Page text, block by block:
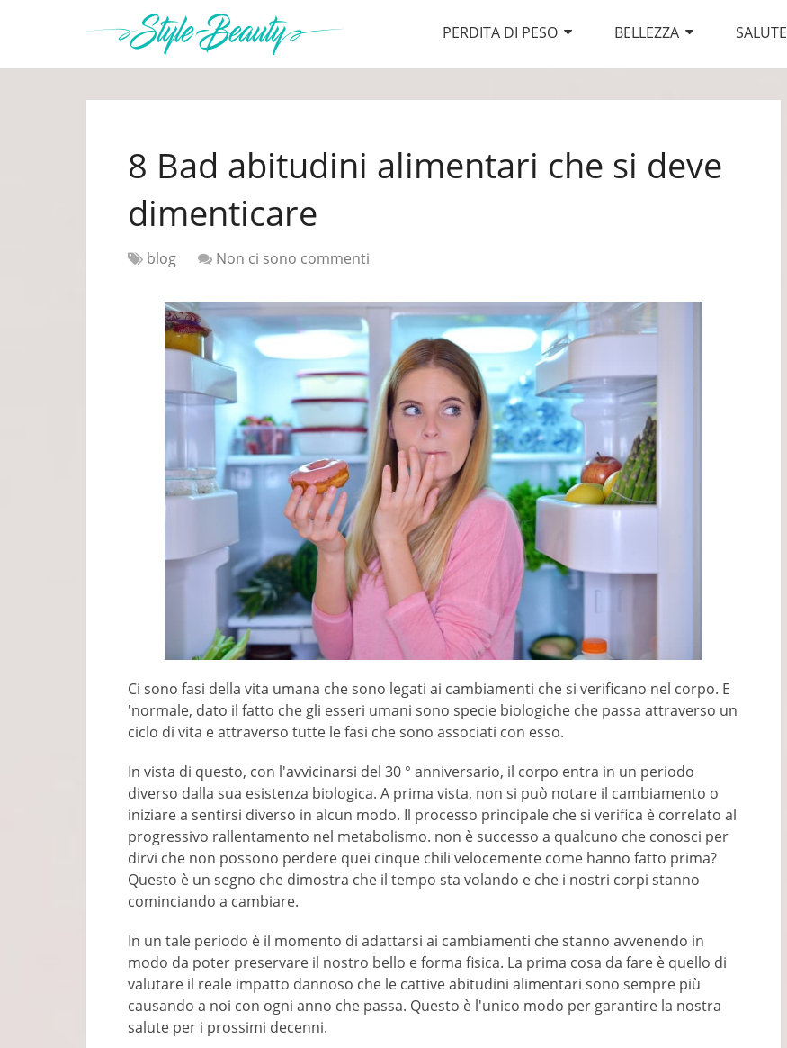
PERDITA DI PESO BELLEZZA SALUTE
8 Bad abitudini alimentari che si deve
dimenticare
blog Non ci sono commenti
Ci sono fasi della vita umana che sono legati ai cambiamenti che si verificano nel corpo. E
'normale, dato il fatto che gli esseri umani sono specie biologiche che passa attraverso un
ciclo di vita e attraverso tutte le fasi che sono associati con esso.
In vista di questo, con l'avvicinarsi del 30 ° anniversario, il corpo entra in un periodo
diverso dalla sua esistenza biologica. A prima vista, non si può notare il cambiamento o
iniziare a sentirsi diverso in alcun modo. Il processo principale che si verifica è correlato al
progressivo rallentamento nel metabolismo. non è successo a qualcuno che conosci per
dirvi che non possono perdere quei cinque chili velocemente come hanno fatto prima?
Questo è un segno che dimostra che il tempo sta volando e che i nostri corpi stanno
cominciando a cambiare.
In un tale periodo è il momento di adattarsi ai cambiamenti che stanno avvenendo in
modo da poter preservare il nostro bello e forma fisica. La prima cosa da fare è quello di
valutare il reale impatto dannoso che le cattive abitudini alimentari sono sempre più
causando a noi con ogni anno che passa. Questo è l'unico modo per garantire la nostra
salute per i prossimi decenni.